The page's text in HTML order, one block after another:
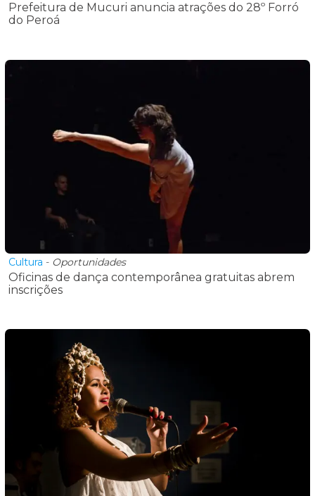
Prefeitura de Mucuri anuncia atrações do 28º Forró
do Peroá
Cultura - Oportunidades
Oficinas de dança contemporânea gratuitas abrem
inscrições